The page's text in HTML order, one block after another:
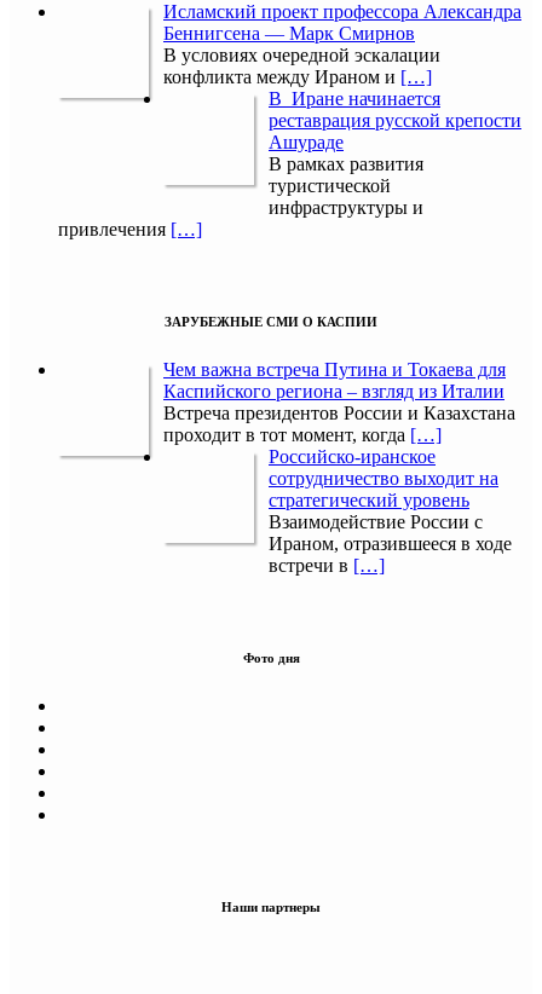
Исламский проект профессора Александра
Беннигсена — Марк Смирнов
В условиях очередной эскалации
конфликта между Ираном и […]
В Иране начинается
реставрация русской крепости
Ашураде
В рамках развития
туристической
инфраструктуры и
привлечения […]
ЗАРУБЕЖНЫЕ СМИ О КАСПИИ
Чем важна встреча Путина и Токаева для
Каспийского региона – взгляд из Италии
Встреча президентов России и Казахстана
проходит в тот момент, когда […]
Российско-иранское
сотрудничество выходит на
стратегический уровень
Взаимодействие России с
Ираном, отразившееся в ходе
встречи в […]
Фото дня
Наши партнеры